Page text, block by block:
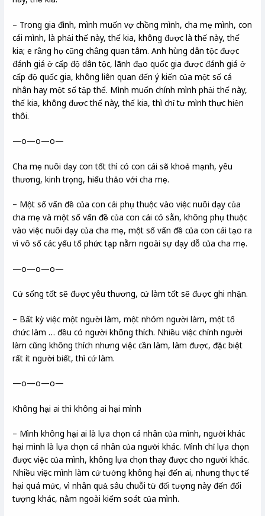
– Trong gia đình, mình muốn vợ chồng mình, cha mẹ mình, con
cái mình, là phải thế này, thế kia, không được là thế này, thế
kia; e rằng họ cũng chẳng quan tâm. Anh hùng dân tộc được
đánh giá ở cấp độ dân tộc, lãnh đạo quốc gia được đánh giá ở
cấp độ quốc gia, không liên quan đến ý kiến của một số cá
nhân hay một số tập thể. Mình muốn chính mình phải thế này,
thế kia, không được thế này, thế kia, thì chỉ tự mình thực hiện
thôi.
—o—o—o—
Cha mẹ nuôi dạy con tốt thì có con cái sẽ khoẻ mạnh, yêu
thương, kinh trọng, hiếu thảo với cha mẹ.
– Một số vấn đề của con cái phụ thuộc vào việc nuôi dạy của
cha mẹ và một số vấn đề của con cái có sẵn, không phụ thuộc
vào việc nuôi dạy của cha mẹ, một số vấn đề của con cái tạo ra
vì vô số các yếu tố phức tạp nằm ngoài sự dạy dỗ của cha mẹ.
—o—o—o—
Cứ sống tốt sẽ được yêu thương, cứ làm tốt sẽ được ghi nhận.
– Bất kỳ việc một người làm, một nhóm người làm, một tổ
chức làm … đều có người không thích. Nhiều việc chính người
làm cũng không thích nhưng việc cần làm, làm được, đặc biệt
rất ít người biết, thì cứ làm.
—o—o—o—
Không hại ai thì không ai hại mình
– Mình không hại ai là lựa chọn cá nhân của mình, người khác
hại mình là lựa chọn cá nhân của người khác. Mình chỉ lựa chọn
được việc của mình, không lựa chọn thay được cho người khác.
Nhiều việc mình làm cứ tưởng không hại đến ai, nhưng thực tế
hại quá mức, vì nhân quả sâu chuỗi từ đối tượng này đến đối
tượng khác, nằm ngoài kiểm soát của mình.